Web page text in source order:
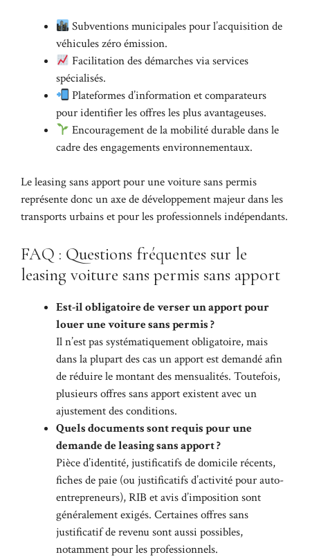
Subventions municipales pour l’acquisition de
véhicules zéro émission.
Facilitation des démarches via services
spécialisés.
Plateformes d’information et comparateurs
pour identifier les offres les plus avantageuses.
Encouragement de la mobilité durable dans le
cadre des engagements environnementaux.
Le leasing sans apport pour une voiture sans permis
représente donc un axe de développement majeur dans les
transports urbains et pour les professionnels indépendants.
FAQ : Questions fréquentes sur le
leasing voiture sans permis sans apport
Est-il obligatoire de verser un apport pour
louer une voiture sans permis ?
Il n’est pas systématiquement obligatoire, mais
dans la plupart des cas un apport est demandé afin
de réduire le montant des mensualités. Toutefois,
plusieurs offres sans apport existent avec un
ajustement des conditions.
Quels documents sont requis pour une
demande de leasing sans apport ?
Pièce d’identité, justificatifs de domicile récents,
fiches de paie (ou justificatifs d’activité pour auto-
entrepreneurs), RIB et avis d’imposition sont
généralement exigés. Certaines offres sans
justificatif de revenu sont aussi possibles,
notamment pour les professionnels.